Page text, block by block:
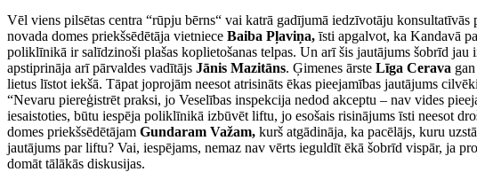
Vēl viens pilsētas centra “rūpju bērns“ vai katrā gadījumā iedzīvotāju
novada domes priekšsēdētāja vietniece Baiba Pļaviņa,īsti apgalvot, ka Kandavā
poliklīnikā ir salīdzinoši plašas koplietošanas telpas. Un arī šis jautājums šobrīd jau
apstiprināja arī pārvaldes vadītājs Jānis Mazitāns. Ģimenes ārste Līga Cerava
lietus līstot iekšā. Tāpat joprojām neesot atrisināts ēkas pieejamības jautājums
“Nevaru piereģistrēt praksi, jo Veselības inspekcija nedod akceptu – nav vides
iesaistoties, būtu iespēja poliklīnikā izbūvēt liftu, jo esošais risinājums īsti neesot
domes priekšsēdētājam Gundaram Važam, kurš atgādināja, ka pacēlājs, kuru
jautājums par liftu? Vai, iespējams, nemaz nav vērts ieguldīt ēkā šobrīd vispār, ja
domāt tālākās diskusijas.